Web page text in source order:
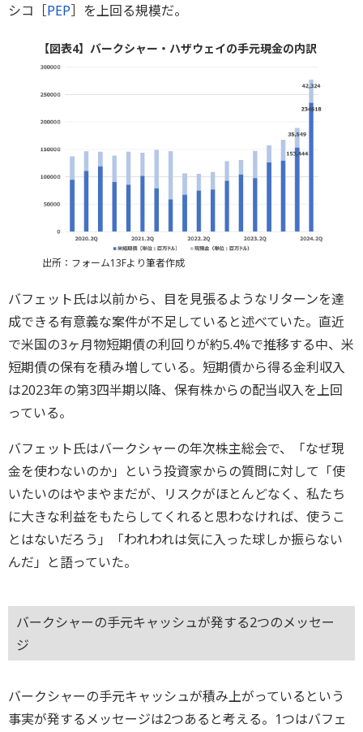
シコ［PEP］を上回る規模だ。
【図表4】バークシャー・ハザウェイの手元現金の内訳
出所：フォーム13Fより筆者作成
バフェット氏は以前から、目を見張るようなリターンを達
成できる有意義な案件が不足していると述べていた。直近
で米国の3ヶ月物短期債の利回りが約5.4%で推移する中、米
短期債の保有を積み増している。短期債から得る金利収入
は2023年の第3四半期以降、保有株からの配当収入を上回
っている。
バフェット氏はバークシャーの年次株主総会で、「なぜ現
金を使わないのか」という投資家からの質問に対して「使
いたいのはやまやまだが、リスクがほとんどなく、私たち
に大きな利益をもたらしてくれると思わなければ、使うこ
とはないだろう」「われわれは気に入った球しか振らない
んだ」と語っていた。
バークシャーの手元キャッシュが発する2つのメッセー
ジ
バークシャーの手元キャッシュが積み上がっているという
事実が発するメッセージは2つあると考える。1つはバフェ